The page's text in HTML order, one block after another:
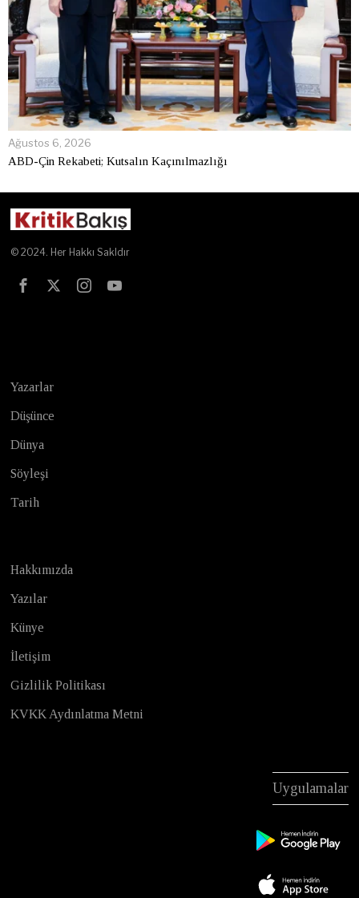
Ağustos 6, 2026
ABD-Çin Rekabeti; Kutsalın Kaçınılmazlığı
© 2024. Her Hakkı Sakldır
Yazarlar
Düşünce
Dünya
Söyleşi
Tarih
Hakkımızda
Yazılar
Künye
İletişim
Gizlilik Politikası
KVKK Aydınlatma Metni
Uygulamalar